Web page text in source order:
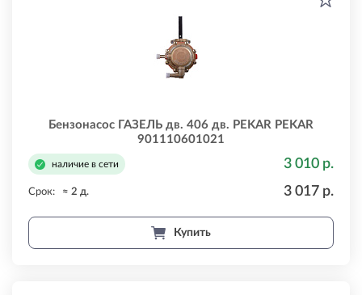
Бензонасос ГАЗЕЛЬ дв. 406 дв. PEKAR PEKAR
901110601021
наличие в сети 3 010 р.
Срок: ≈ 2 д. 3 017 р.
Купить